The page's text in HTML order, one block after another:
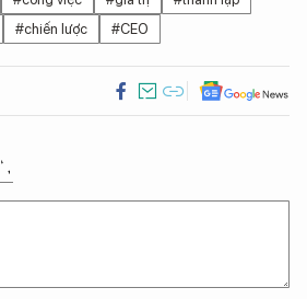
#chiến lược #CEO